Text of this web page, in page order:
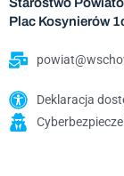
Plac Kosynierów
Deklaracja